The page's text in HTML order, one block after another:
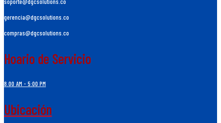
gerencia@dgcsolutions.co
compras@dgcsolutions.co
Hoario de Servicio
8.00 AM - 5:00 PM
Ubicación